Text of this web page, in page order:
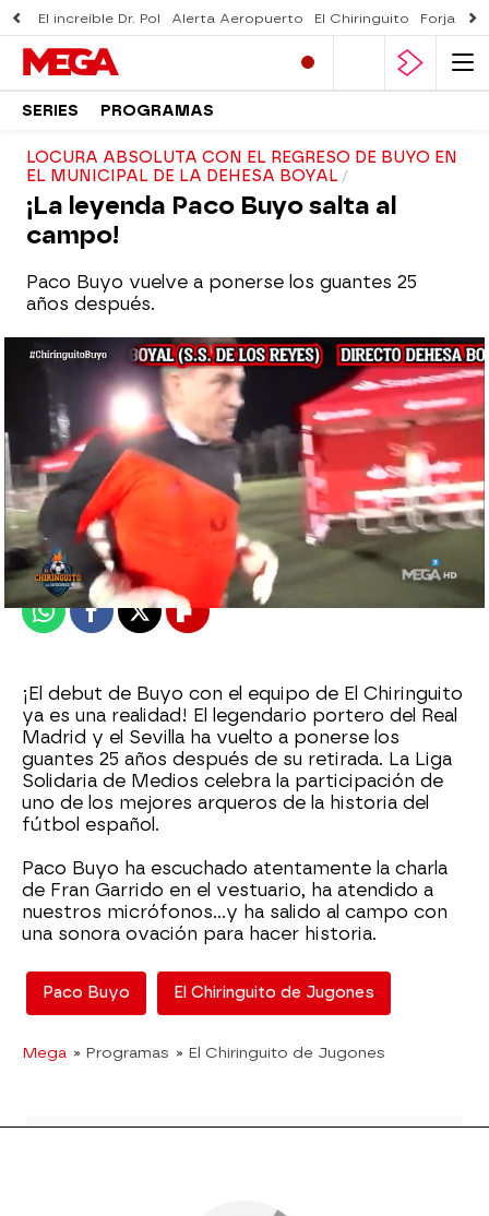
El increíble Dr. Pol Alerta Aeropuerto El Chiringuito Forjado
SERIES PROGRAMAS
LOCURA ABSOLUTA CON EL REGRESO DE BUYO EN
EL MUNICIPAL DE LA DEHESA BOYAL
¡La leyenda Paco Buyo salta al
campo!
Paco Buyo vuelve a ponerse los guantes 25
años después.
El Chiringuito
Madrid
Publicado:11 de febrero de 2022, 00:36
WhatsappFacebook
X Flipboard
¡El debut de Buyo con el equipo de El Chiringuito
ya es una realidad! El legendario portero del Real
Madrid y el Sevilla ha vuelto a ponerse los
guantes 25 años después de su retirada. La Liga
Solidaria de Medios celebra la participación de
uno de los mejores arqueros de la historia del
fútbol español.
Paco Buyo ha escuchado atentamente la charla
de Fran Garrido en el vestuario, ha atendido a
nuestros micrófonos...y ha salido al campo con
una sonora ovación para hacer historia.
Paco Buyo El Chiringuito de Jugones
Mega » Programas » El Chiringuito de Jugones